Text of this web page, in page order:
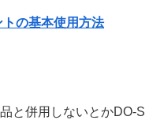
の基本使用方法
と併用しないとかDO-S